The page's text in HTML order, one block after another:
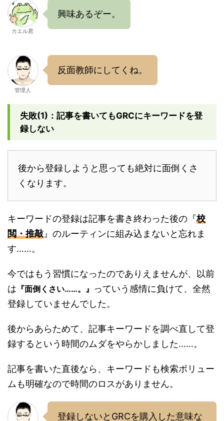
カエル君
興味あるぞー。
管理人
反面教師にしてくね。
失敗(1)：記事を書いてもGRCにキーワードを登
録しない
後から登録しようと思っても絶対に面倒くさ
くなります。
キーワードの登録は記事を書き終わった後の『校
閲・推敲 』のルーティンに組み込まないと忘れま
す……。
今ではもう習慣になったのでありえませんが、以前
は 『面倒くさい……。』 っていう感情に負けて、全然
登録していませんでした。
後からあらためて、記事キーワードを調べ直して登
録するという時間のムダをやらかしました……。
記事を書いた直後なら、キーワードも検索ボリュー
ムも明確なので時間のロスがありません。
登録しないとGRCを購入した意味な